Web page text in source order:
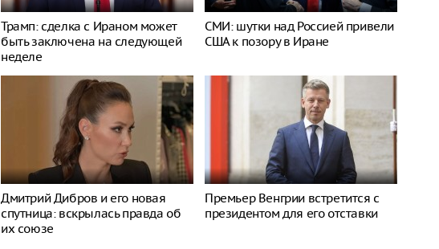
Трамп: сделка с Ираном может
быть заключена на следующей
неделе
СМИ: шутки над Россией привели
США к позору в Иране
Дмитрий Дибров и его новая
спутница: вскрылась правда об
их союзе
Премьер Венгрии встретится с
президентом для его отставки